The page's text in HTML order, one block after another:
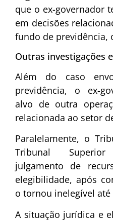
que o ex-governador
em decisões
fundo de previdência,
Outras investigações
Além do caso
previdência, o ex-
alvo de outra
relacionada ao setor
Paralelamente, o
Tribunal
julgamento de
elegibilidade, após
o tornou inelegível até
A situação jurídica e